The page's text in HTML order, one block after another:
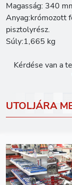
Magasság: 340
Anyag:krómozott
pisztolyrész.
Súly:1,665 kg
Kérdése van a
UTOLJÁRA